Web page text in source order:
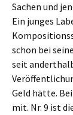
Sachen und
Ein junges
schon bei
seit
Geld hätte.
mit. Nr. 9 ist